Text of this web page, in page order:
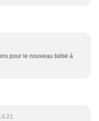
pour le nouveau bébé à